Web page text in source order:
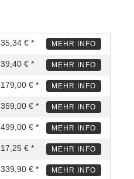
35,34 € * MEHR INFO
39,40 € * MEHR INFO
179,00 € * MEHR INFO
359,00 € * MEHR INFO
499,00 € * MEHR INFO
17,25 € * MEHR INFO
339,90 € * MEHR INFO